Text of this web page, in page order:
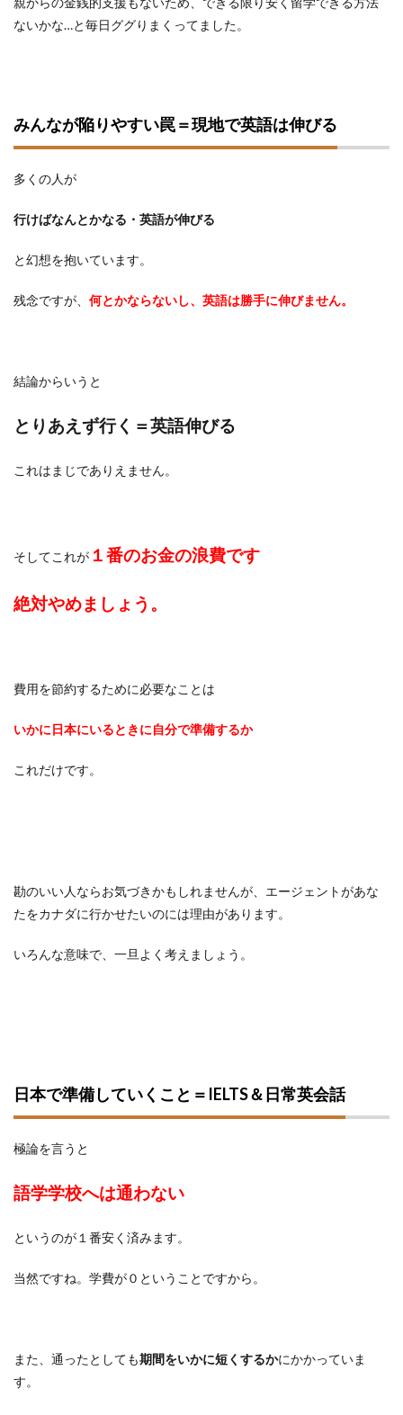
ないかな…と毎日ググりまくってました。
みんなが陥りやすい罠＝現地で英語は伸びる
多くの人が
行けばなんとかなる・英語が伸びる
と幻想を抱いています。
残念ですが、 何とかならないし、英語は勝手に伸びません。
結論からいうと
とりあえず行く＝英語伸びる
これはまじでありえません。
そしてこれが １番のお金の浪費です
絶対やめましょう。
費用を節約するために必要なことは
いかに日本にいるときに自分で準備するか
これだけです。
勘のいい人ならお気づきかもしれませんが、エージェントがあな
たをカナダに行かせたいのには理由があります。
いろんな意味で、一旦よく考えましょう。
日本で準備していくこと＝IELTS＆日常英会話
極論を言うと
語学学校へは通わない
というのが１番安く済みます。
当然ですね。学費が０ということですから。
また、通ったとしても期間をいかに短くするかにかかっていま
す。